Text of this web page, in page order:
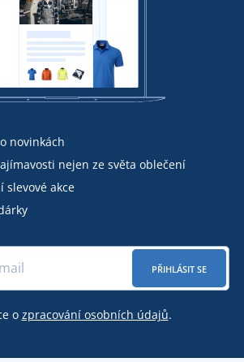
novinkách
nejen ze světa oblečení
slevové akce
PŘIHLÁSIT SE
o zpracování osobních údajů.